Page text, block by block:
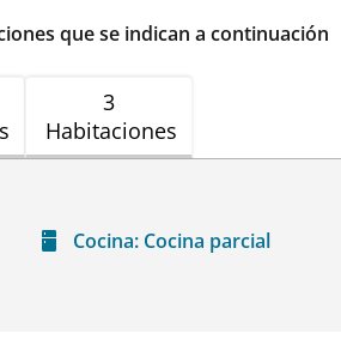
que se indican a continuación
3
Habitaciones
Cocina: Cocina parcial